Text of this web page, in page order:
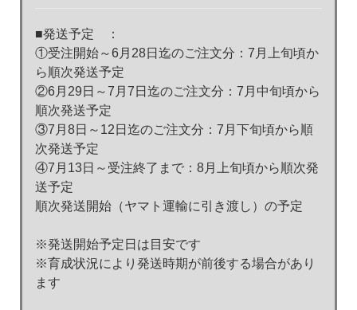
■発送予定 ：
①受注開始～6月28日迄のご注文分：7月上旬頃か
ら順次発送予定
②6月29日～7月7日迄のご注文分：7月中旬頃から
順次発送予定
③7月8日～12日迄のご注文分：7月下旬頃から順
次発送予定
④7月13日～受注終了まで：8月上旬頃から順次発
送予定
順次発送開始（ヤマト運輸に引き渡し）の予定
※発送開始予定日は目安です
※育成状況により発送時期が前後する場合があり
ます